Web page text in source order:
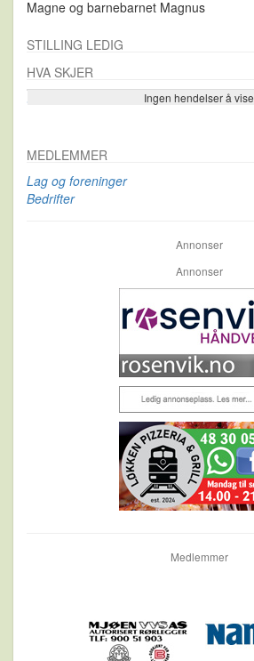
Magne og barnebarnet Magnus
STILLING LEDIG
HVA SKJER
Ingen hendelser å vise
Se flere…
MEDLEMMER
Lag og foreninger
Bedrifter
Annonser
Annonser
Medlemmer